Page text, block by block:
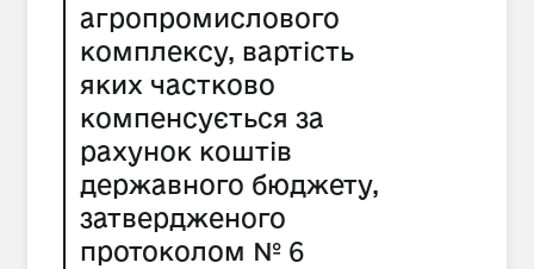
агропромислового
комплексу, вартість
яких частково
компенсується за
рахунок коштів
державного бюджету,
затвердженого
протоколом № 6